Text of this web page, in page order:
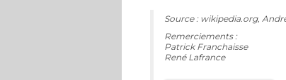
Source : wikipedia.org,
Remerciements :
Patrick Franchaisse
René Lafrance